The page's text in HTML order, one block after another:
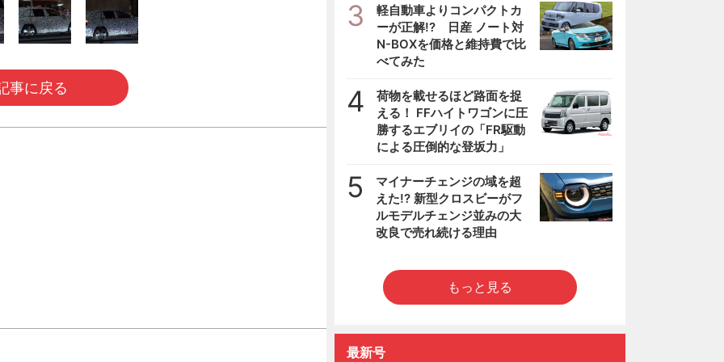
事に戻る
3
軽自動車よりコンパクトカ
ーが正解!? 日産 ノート対
N-BOXを価格と維持費で比
べてみた
4
荷物を載せるほど路面を捉
える！ FFハイトワゴンに圧
勝するエブリイの「FR駆動
による圧倒的な登坂力」
5
マイナーチェンジの域を超
えた!? 新型クロスビーがフ
ルモデルチェンジ並みの大
改良で売れ続ける理由
もっと見る
最新号